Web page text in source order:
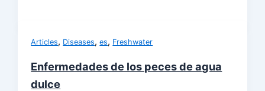
Articles, Diseases,es, Freshwater
Enfermedades de los peces de agua
dulce